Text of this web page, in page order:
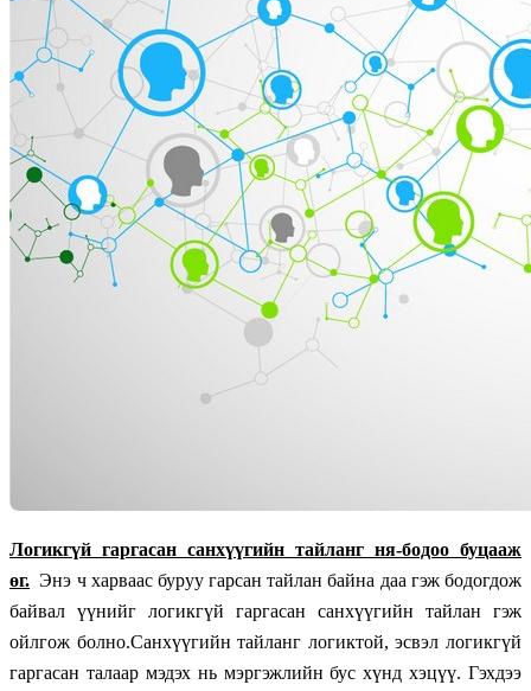
Логикгүй гаргасан санхүүгийн тайланг ня-бодоо буцааж
өг. Энэ ч харваас буруу гарсан тайлан байна даа гэж бодогдож
байвал үүнийг логикгүй гаргасан санхүүгийн тайлан гэж
ойлгож болно.Санхүүгийн тайланг логиктой, эсвэл логикгүй
гаргасан талаар мэдэх нь мэргэжлийн бус хүнд хэцүү. Гэхдээ